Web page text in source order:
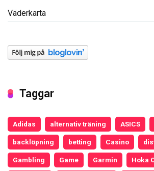
Väderkarta
Taggar
Adidas alternativ träning ASICS
backlöpning betting Casino
Gambling Game Garmin Hoka